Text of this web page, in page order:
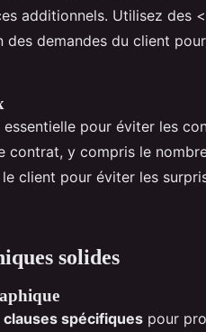
additionnels. Utilisez des
demandes du client
pour éviter les
contrat, y compris le
client pour éviter les
solides
clauses spécifiques pour